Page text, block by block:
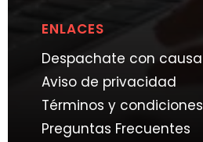
ENLACES
Despachate con causa
Aviso de privacidad
Términos y condiciones
Preguntas Frecuentes